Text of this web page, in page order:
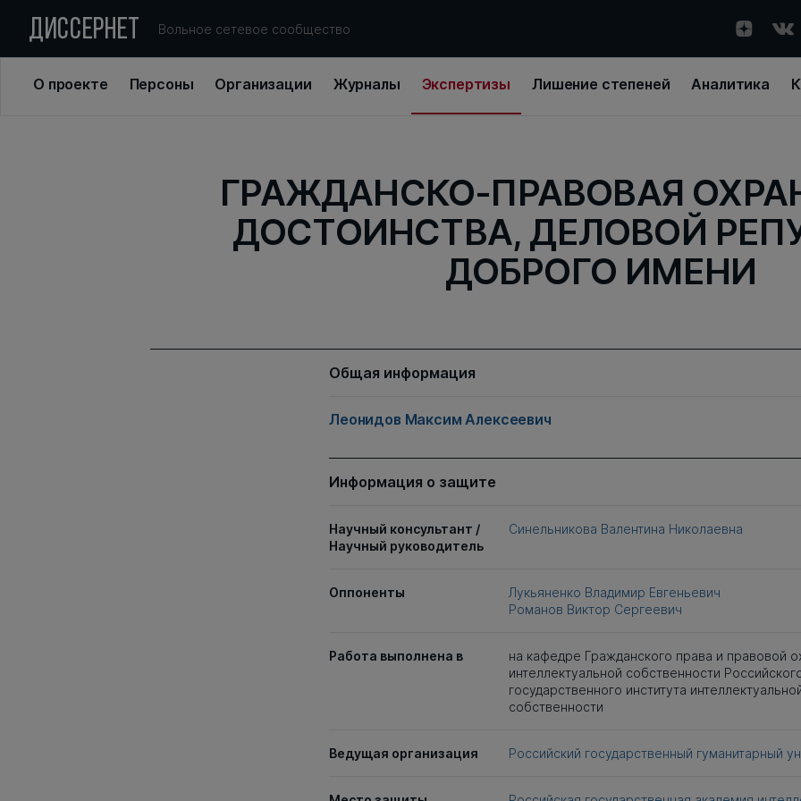
ДИССЕРНЕТ Вольное сетевое сообщество
О проекте Персоны Организации Журналы Экспертизы Лишение степеней Аналитика
ГРАЖДАНСКО-ПРАВОВАЯ
ДОСТОИНСТВА, ДЕЛОВОЙ
ДОБРОГО ИМЕНИ
Общая информация
Леонидов Максим Алексеевич
Информация о защите
Научный консультант /
Научный руководитель
Синельникова Валентина Николаевна
Оппоненты
Лукьяненко Владимир Евгеньевич
Романов Виктор Сергеевич
Работа выполнена в
на кафедре Гражданского права и правовой
интеллектуальной собственности
государственного института
собственности
Ведущая организация Российский государственный гуманитарный